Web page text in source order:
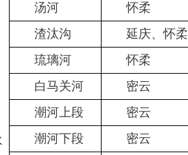
汤河
怀柔
渣汰沟
延庆、怀柔
琉璃河
怀柔
白马关河
密云
潮河上段
密云
潮河下段
密云